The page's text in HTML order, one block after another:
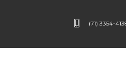
(71) 3354-